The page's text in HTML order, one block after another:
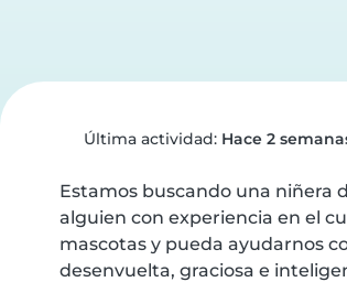
Última actividad: Hace 2
Estamos buscando una niñera
alguien con experiencia en el
mascotas y pueda ayudarnos
desenvuelta, graciosa e